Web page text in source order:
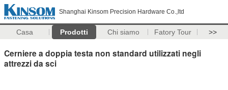
Shanghai Kinsom Precision Hardware Co.,ltd
Casa Prodotti Chi siamo Fatory Tour >>
Cerniere a doppia testa non standard utilizzati negli
attrezzi da sci